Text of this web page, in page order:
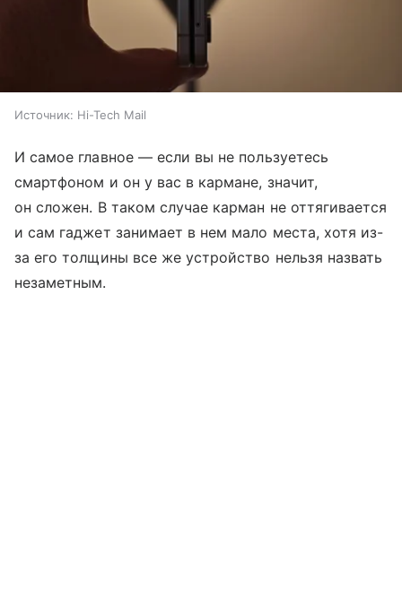
Источник: Hi-Tech Mail
И самое главное — если вы не пользуетесь
смартфоном и он у вас в кармане, значит,
он сложен. В таком случае карман не оттягивается
и сам гаджет занимает в нем мало места, хотя из-
за его толщины все же устройство нельзя назвать
незаметным.